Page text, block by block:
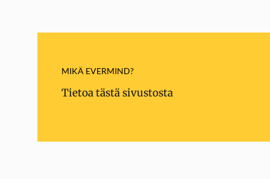
MIKÄ EVERMIND?
Tietoa tästä sivustosta